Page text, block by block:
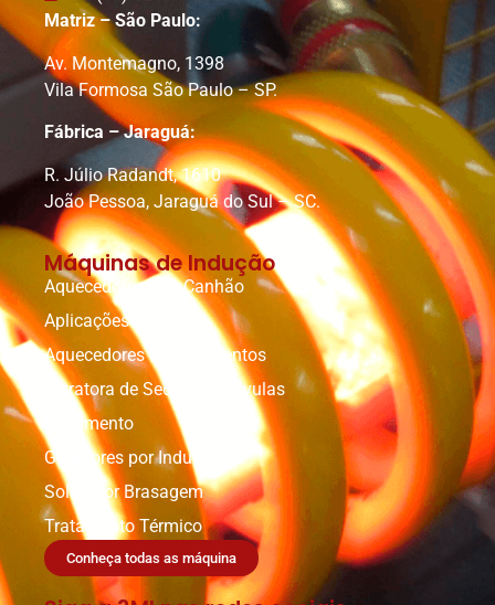
Matriz – São Paulo:
Av. Montemagno, 1398
Vila Formosa São Paulo – SP.
Fábrica – Jaraguá:
R. Júlio Radandt, 1610
João Pessoa, Jaraguá do Sul – SC.
Máquinas de Indução
Aquecedores tipo Canhão
Aplicações Especiais
Aquecedores de Rolamentos
Extratora de Sedes de Válvulas
Forjamento
Geradores por Indução
Solda por Brasagem
Tratamento Térmico
Conheça todas as máquina